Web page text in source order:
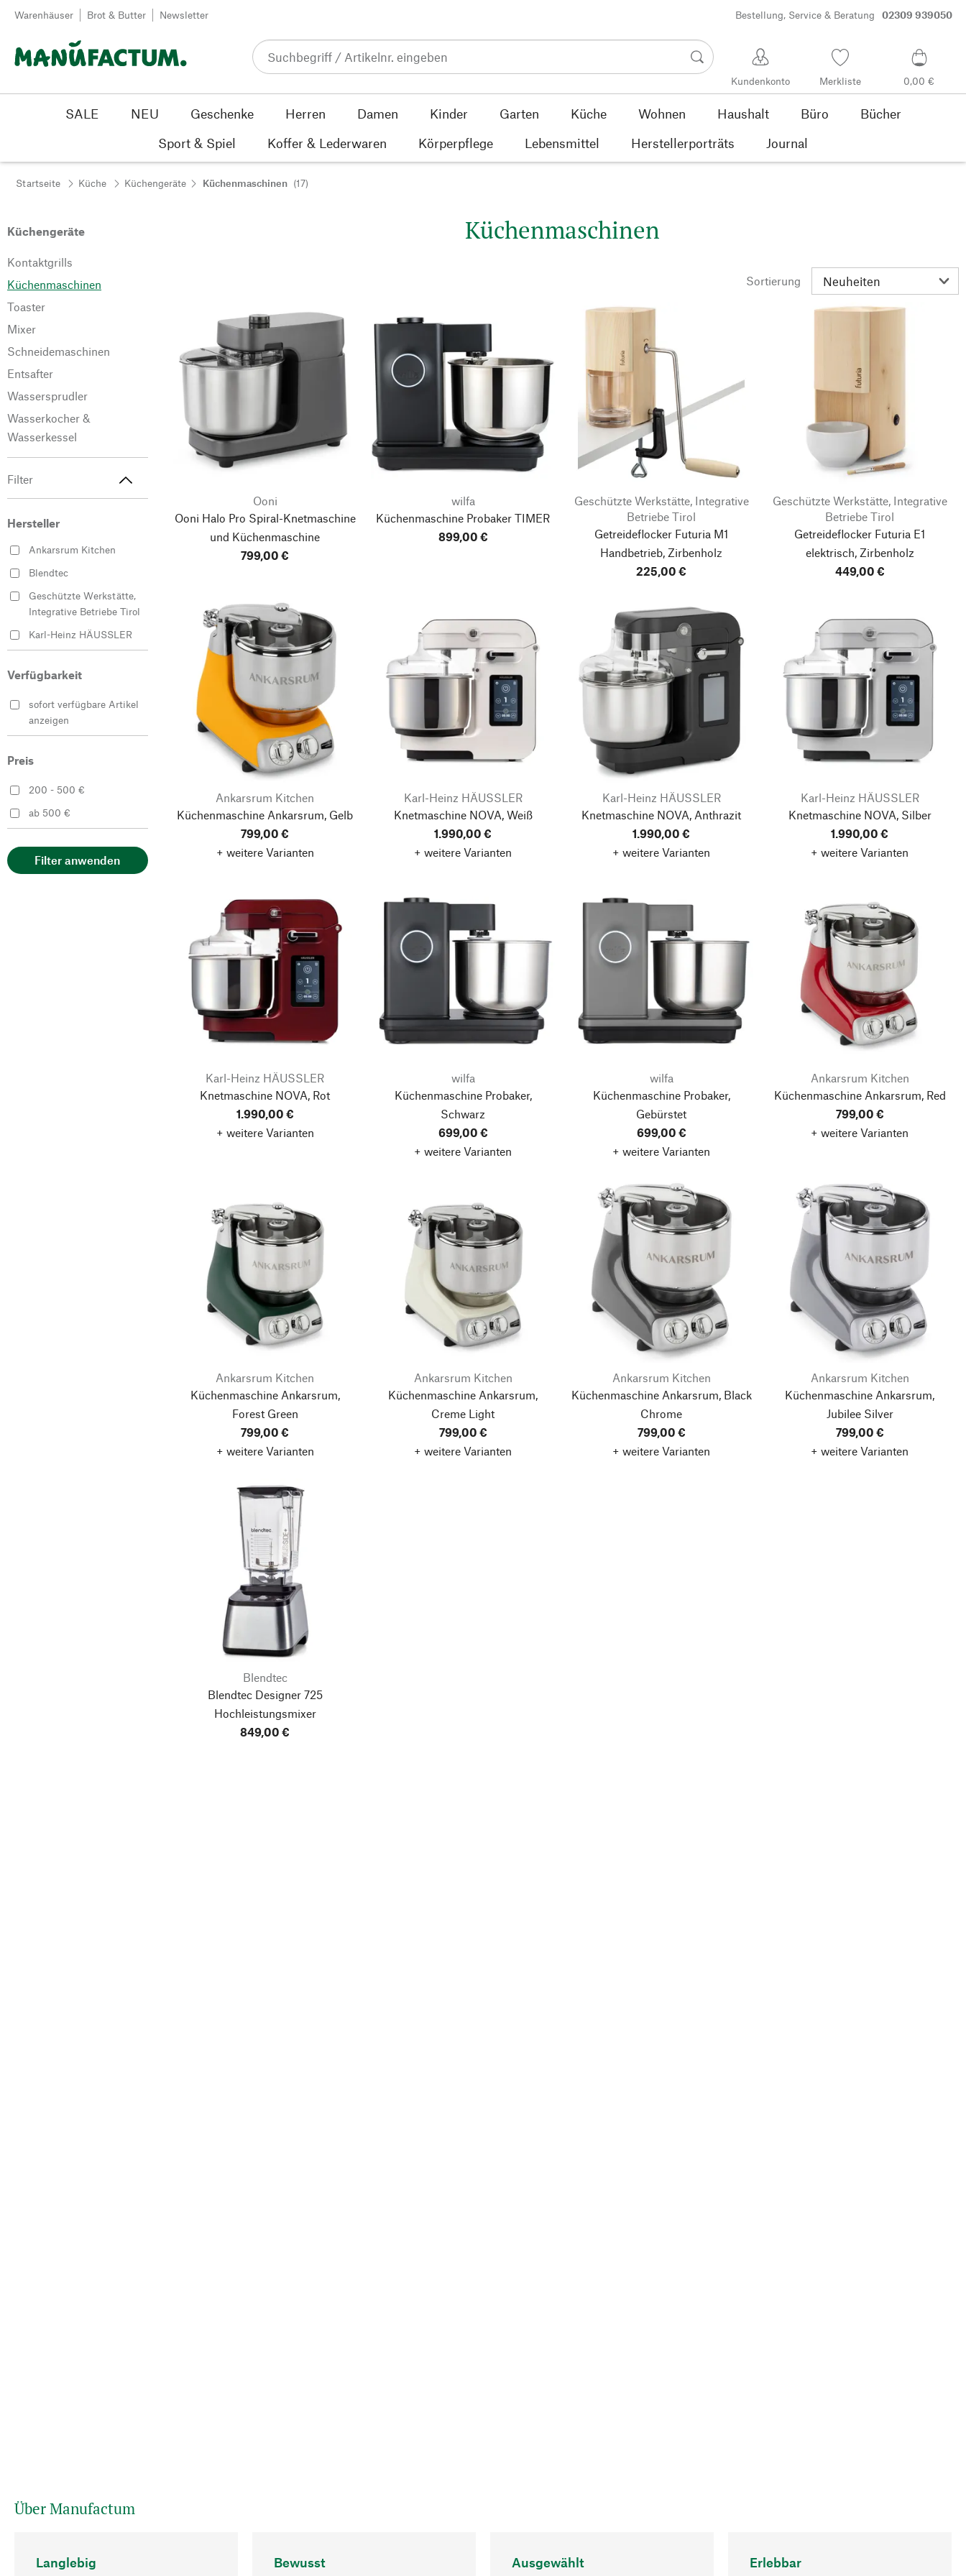
Zum Inhalt springen
Warenhäuser Brot & Butter Newsletter Bestellung, Service & Beratung 02309 939050
Kundenkonto Merkliste 0,00 €
SALE NEU Geschenke Herren Damen Kinder Garten Küche Wohnen Haushalt Büro
Bücher
Sport & Spiel
Koffer & Lederwaren Körperpflege Lebensmittel Herstellerporträts Journal
Startseite Küche Küchengeräte Küchenmaschinen (17)
Küchengeräte
Kontaktgrills
Küchenmaschinen
Toaster
Mixer
Schneidemaschinen
Entsafter
Wassersprudler
Wasserkocher &
Wasserkessel
Filter
Hersteller
Ankarsrum Kitchen
Blendtec
Geschützte Werkstätte,
Integrative Betriebe Tirol
Karl-Heinz HÄUSSLER
wilfa
Verfügbarkeit
sofort verfügbare Artikel
anzeigen
Preis
200 - 500 €
ab 500 €
Filter anwenden
Küchenmaschinen
Sortierung
Ooni
Ooni Halo Pro Spiral-Knetmaschine
und Küchenmaschine
799,00 €
wilfa
Küchenmaschine Probaker TIMER
899,00 €
Geschützte Werkstätte, Integrative
Betriebe Tirol
Getreideflocker Futuria M1
Handbetrieb, Zirbenholz
225,00 €
Geschützte Werkstätte, Integrative
Betriebe Tirol
Getreideflocker Futuria E1
elektrisch, Zirbenholz
449,00 €
Ankarsrum Kitchen
Küchenmaschine Ankarsrum, Gelb
799,00 €
+ weitere Varianten
Karl-Heinz HÄUSSLER
Knetmaschine NOVA, Weiß
1.990,00 €
+ weitere Varianten
Karl-Heinz HÄUSSLER
Knetmaschine NOVA, Anthrazit
1.990,00 €
+ weitere Varianten
Karl-Heinz HÄUSSLER
Knetmaschine NOVA, Silber
1.990,00 €
+ weitere Varianten
Karl-Heinz HÄUSSLER
Knetmaschine NOVA, Rot
1.990,00 €
+ weitere Varianten
wilfa
Küchenmaschine Probaker,
Schwarz
699,00 €
+ weitere Varianten
wilfa
Küchenmaschine Probaker,
Gebürstet
699,00 €
+ weitere Varianten
Ankarsrum Kitchen
Küchenmaschine Ankarsrum, Red
799,00 €
+ weitere Varianten
Ankarsrum Kitchen
Küchenmaschine Ankarsrum,
Forest Green
799,00 €
+ weitere Varianten
Ankarsrum Kitchen
Küchenmaschine Ankarsrum,
Creme Light
799,00 €
+ weitere Varianten
Ankarsrum Kitchen
Küchenmaschine Ankarsrum, Black
Chrome
799,00 €
+ weitere Varianten
Ankarsrum Kitchen
Küchenmaschine Ankarsrum,
Jubilee Silver
799,00 €
+ weitere Varianten
Blendtec
Blendtec Designer 725
Hochleistungsmixer
849,00 €
Über Manufactum
Langlebig Bewusst Ausgewählt Erlebbar